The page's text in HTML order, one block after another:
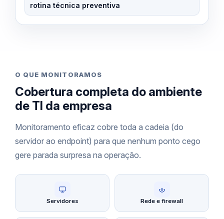
rotina técnica preventiva
O QUE MONITORAMOS
Cobertura completa do ambiente
de TI da empresa
Monitoramento eficaz cobre toda a cadeia (do
servidor ao endpoint) para que nenhum ponto cego
gere parada surpresa na operação.
Servidores Rede e firewall